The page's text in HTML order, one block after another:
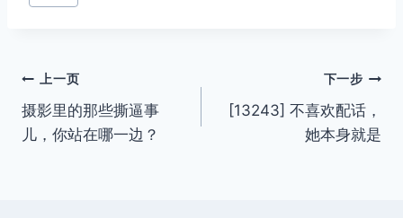
文
章
上一页
摄影里的那些撕逼事
儿，你站在哪一边？
下一步
[13243] 不喜欢配话，
她本身就是